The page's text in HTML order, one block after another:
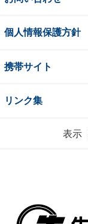
個人情報保護方針
携帯サイト
リンク集
表示